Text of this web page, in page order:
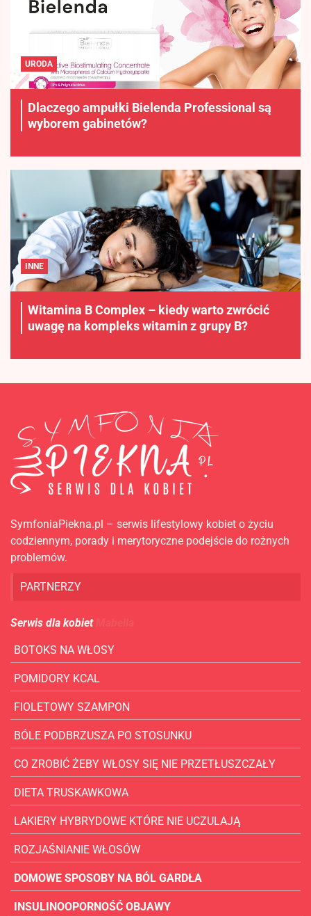
URODA
Dlaczego ampułki Bielenda Professional są
wyborem gabinetów?
INNE
Witamina B Complex – kiedy warto zwrócić
uwagę na kompleks witamin z grupy B?
SymfoniaPiekna.pl – serwis lifestylowy kobiet o życiu
codziennym, porady i merytoryczne podejście do rożnych
problemów.
PARTNERZY
Serwis dla kobiet
BOTOKS NA WŁOSY
POMIDORY KCAL
FIOLETOWY SZAMPON
BÓLE PODBRZUSZA PO STOSUNKU
CO ZROBIĆ ŻEBY WŁOSY SIĘ NIE PRZETŁUSZCZAŁY
DIETA TRUSKAWKOWA
LAKIERY HYBRYDOWE KTÓRE NIE UCZULAJĄ
ROZJAŚNIANIE WŁOSÓW
DOMOWE SPOSOBY NA BÓL GARDŁA
INSULINOOPORNOŚĆ OBJAWY